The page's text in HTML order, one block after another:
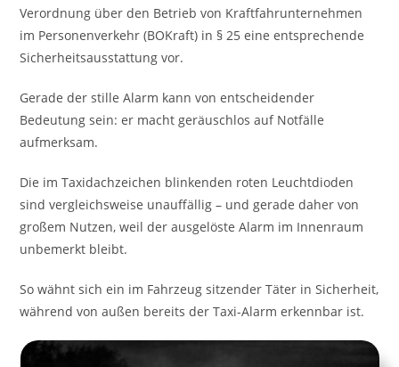
Verordnung über den Betrieb von Kraftfahrunternehmen
im Personenverkehr (BOKraft) in § 25 eine entsprechende
Sicherheitsausstattung vor.
Gerade der stille Alarm kann von entscheidender
Bedeutung sein: er macht geräuschlos auf Notfälle
aufmerksam.
Die im Taxidachzeichen blinkenden roten Leuchtdioden
sind vergleichsweise unauffällig – und gerade daher von
großem Nutzen, weil der ausgelöste Alarm im Innenraum
unbemerkt bleibt.
So wähnt sich ein im Fahrzeug sitzender Täter in Sicherheit,
während von außen bereits der Taxi-Alarm erkennbar ist.